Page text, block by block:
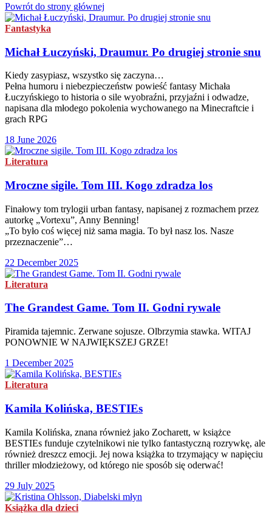
Powrót do strony głównej
Fantastyka
Michał Łuczyński, Draumur. Po drugiej stronie snu
Kiedy zasypiasz, wszystko się zaczyna…
Pełna humoru i niebezpieczeństw powieść fantasy Michała
Łuczyńskiego to historia o sile wyobraźni, przyjaźni i odwadze,
napisana dla młodego pokolenia wychowanego na Minecraftcie i
grach RPG
18 June 2026
Literatura
Mroczne sigile. Tom III. Kogo zdradza los
Finałowy tom trylogii urban fantasy, napisanej z rozmachem przez
autorkę „Vortexu”, Anny Benning!
„To było coś więcej niż sama magia. To był nasz los. Nasze
przeznaczenie”…
22 December 2025
Literatura
The Grandest Game. Tom II. Godni rywale
Piramida tajemnic. Zerwane sojusze. Olbrzymia stawka. WITAJ
PONOWNIE W NAJWIĘKSZEJ GRZE!
1 December 2025
Literatura
Kamila Kolińska, BESTIEs
Kamila Kolińska, znana również jako Zocharett, w książce
BESTIEs funduje czytelnikowi nie tylko fantastyczną rozrywkę, ale
również dreszcz emocji. Jej nowa książka to trzymający w napięciu
thriller młodzieżowy, od którego nie sposób się oderwać!
29 July 2025
Książka dla dzieci